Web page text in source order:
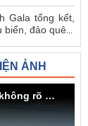
Gala tổng kết,
biển, đảo quê...
ẢNH
Tạm giữ phương tiện đang khai thác cát không rõ nguồn gốc